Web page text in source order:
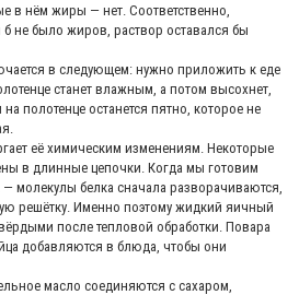
в нём жиры — нет. Соответственно,
б не было жиров, раствор оставался бы
в следующем: нужно приложить к еде
станет влажным, а потом высохнет,
полотенце останется пятно, которое не
её химическим изменениям. Некоторые
в длинные цепочки. Когда мы готовим
молекулы белка сначала разворачиваются,
решётку. Именно поэтому жидкий яичный
после тепловой обработки. Повара
добавляются в блюда, чтобы они
масло соединяются с сахаром,